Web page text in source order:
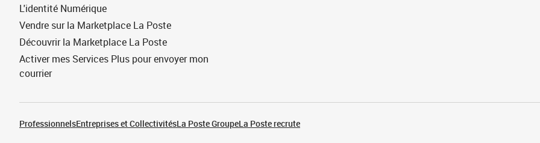
L'identité Numérique
Vendre sur la Marketplace La Poste
Découvrir la Marketplace La Poste
Activer mes Services Plus pour envoyer mon
courrier
ProfessionnelsEntreprises et CollectivitésLa Poste GroupeLa Poste recrute